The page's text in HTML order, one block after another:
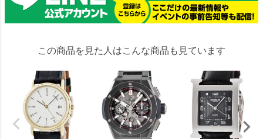
この商品を見た人はこんな商品も見ています